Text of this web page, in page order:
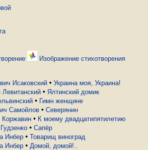
Изображение стихотворения
Исаковский • Украина моя, Украина!
• Ялтинский домик
• Гимн женщине
Самойлов • Северянин
• К моему двадцатипятилетию
• Сапёр
Инбер • Товарищ виноград
Инбер • Домой, домой!..